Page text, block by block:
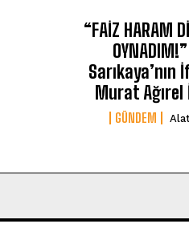
“FAİZ HARAM
Sarıkaya’nın
Murat
GÜNDEM